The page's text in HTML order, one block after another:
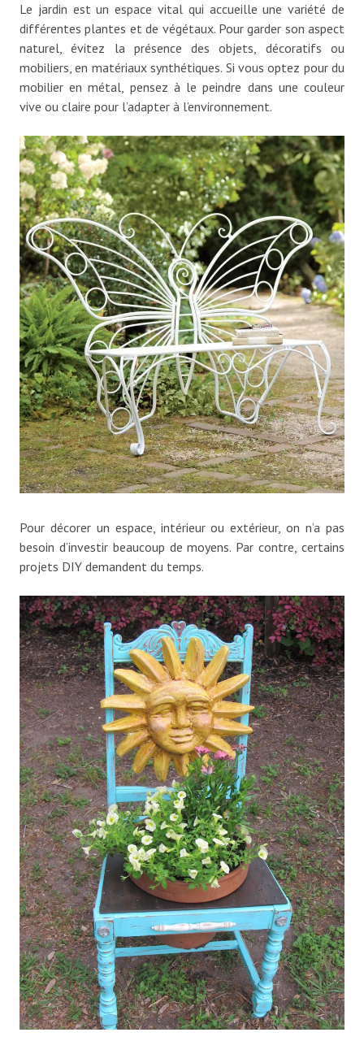
Le jardin est un espace vital qui accueille une variété de
différentes plantes et de végétaux. Pour garder son aspect
naturel, évitez la présence des objets, décoratifs ou
mobiliers, en matériaux synthétiques. Si vous optez pour du
mobilier en métal, pensez à le peindre dans une couleur
vive ou claire pour l’adapter à l’environnement.
Pour décorer un espace, intérieur ou extérieur, on n’a pas
besoin d’investir beaucoup de moyens. Par contre, certains
projets DIY demandent du temps.